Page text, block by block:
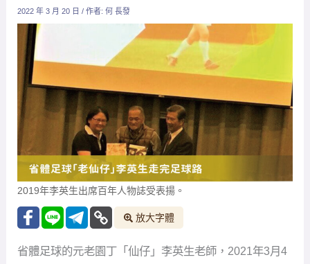
2022 年 3 月 20 日/ 作者:何 長發
2019年李英生出席百年人物誌受表揚。
放大字體
省體足球的元老園丁「仙仔」李英生老師，2021年3月4